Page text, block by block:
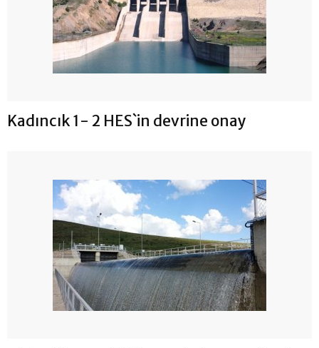
Kadıncık 1- 2 HES`in devrine onay